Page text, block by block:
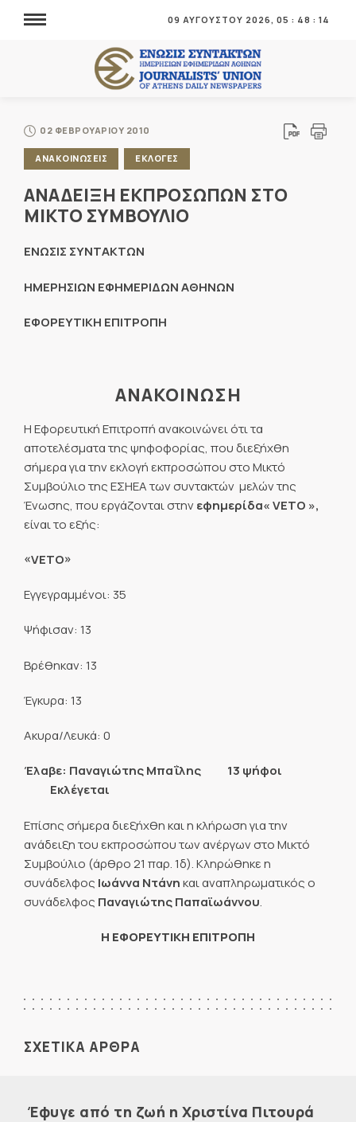
09 ΑΥΓΟΥΣΤΟΥ 2026, 05 : 48 : 14
02 ΦΕΒΡΟΥΑΡΙΟΥ 2010
ΑΝΑΚΟΙΝΩΣΕΙΣ ΕΚΛΟΓΕΣ
ΑΝΑΔΕΙΞΗ ΕΚΠΡΟΣΩΠΩΝ ΣΤΟ
ΜΙΚΤΟ ΣΥΜΒΟΥΛΙΟ
ΕΝΩΣΙΣ ΣΥΝΤΑΚΤΩΝ
ΗΜΕΡΗΣΙΩΝ ΕΦΗΜΕΡΙΔΩΝ ΑΘΗΝΩΝ
ΕΦΟΡΕΥΤΙΚΗ ΕΠΙΤΡΟΠΗ
ΑΝΑΚΟΙΝΩΣΗ
Η Εφορευτική Επιτροπή ανακοινώνει ότι τα
αποτελέσματα της ψηφοφορίας, που διεξήχθη
σήμερα για την εκλογή εκπροσώπου στο Μικτό
Συμβούλιο της ΕΣΗΕΑ των συντακτών  μελών της
Ένωσης, που εργάζονται στηνεφημερίδα«VETO »,
είναι το εξής:
«VETO»
Εγγεγραμμένοι: 35
Ψήφισαν: 13
Βρέθηκαν: 13
Έγκυρα: 13
Ακυρα/Λευκά: 0
Έλαβε: Παναγιώτης Μπαΐλης 13 ψήφοι
Εκλέγεται
Επίσης σήμερα διεξήχθη και η κλήρωση για την
ανάδειξη του εκπροσώπου των ανέργων στο Μικτό
Συμβούλιο (άρθρο 21 παρ. 1δ). Κληρώθηκε η
συνάδελφος Ιωάννα Ντάνηκαι αναπληρωματικός ο
συνάδελφος Παναγιώτης Παπαϊωάννου.
Η ΕΦΟΡΕΥΤΙΚΗ ΕΠΙΤΡΟΠΗ
ΣΧΕΤΙΚΑ ΑΡΘΡΑ
Έφυγε από τη ζωή η Χριστίνα Πιτουρά